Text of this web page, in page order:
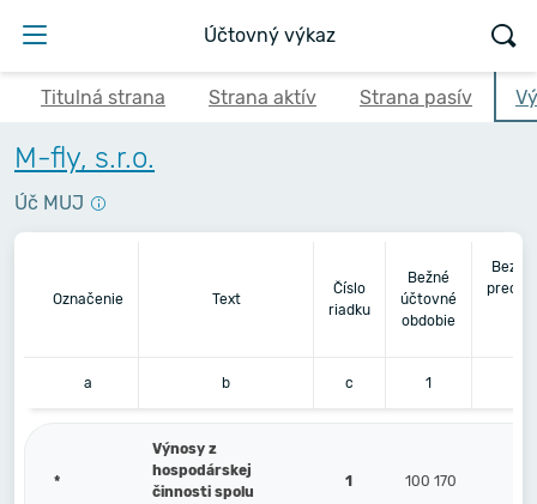
Účtovný výkaz
Titulná strana Strana aktív Strana pasív
M-fly, s.r.o.
Úč MUJ
Označenie Text
Číslo
riadku
Bežné
účtovné
obdobie
a b c 1
*
Výnosy z
hospodárskej
činnosti spolu
1 100 170